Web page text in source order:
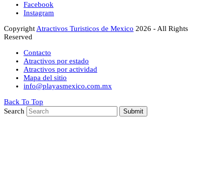
Facebook
Instagram
CopyrightAtractivos Turisticos de Mexico 2026 - All Rights
Reserved
Contacto
Atractivos por estado
Atractivos por actividad
Mapa del sitio
info@playasmexico.com.mx
Back To Top
Search
Submit